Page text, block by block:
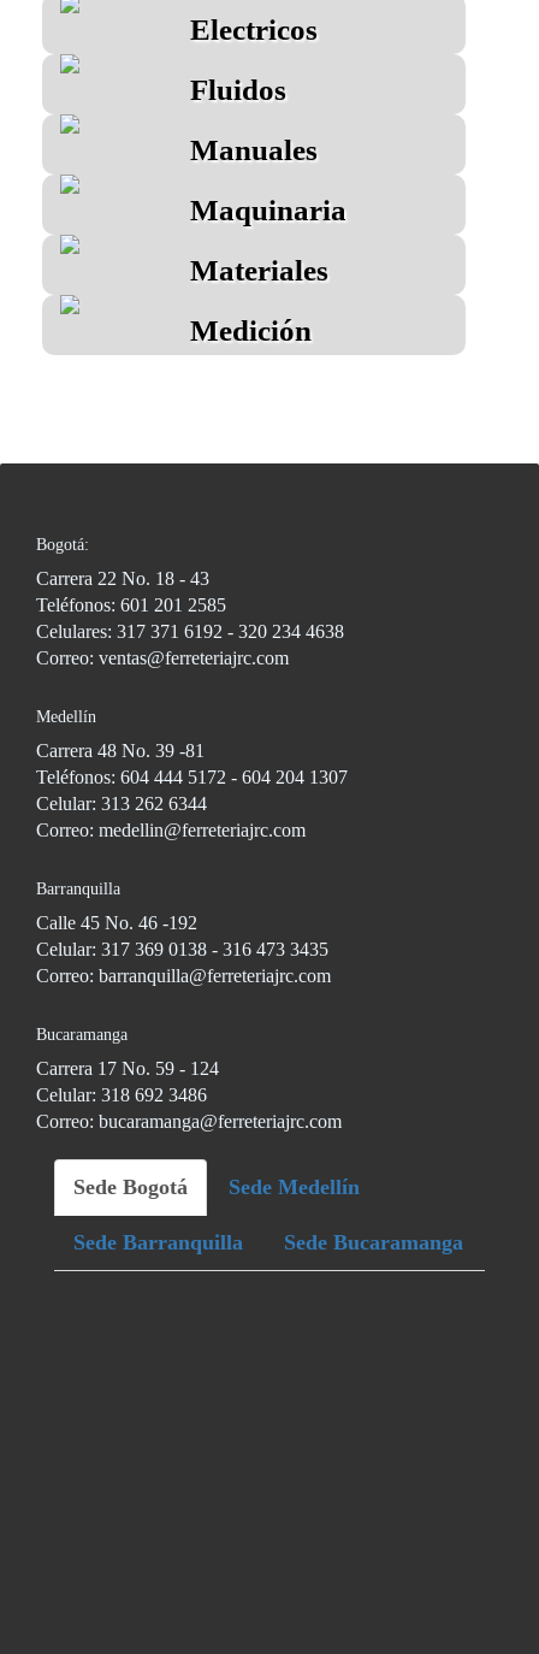
Electricos
Fluidos
Manuales
Maquinaria
Materiales
Medición
Bogotá:
Carrera 22 No. 18 - 43
Teléfonos: 601 201 2585
Celulares: 317 371 6192 - 320 234 4638
Correo: ventas@ferreteriajrc.com
Medellín
Carrera 48 No. 39 -81
Teléfonos: 604 444 5172 - 604 204 1307
Celular: 313 262 6344
Correo: medellin@ferreteriajrc.com
Barranquilla
Calle 45 No. 46 -192
Celular: 317 369 0138 - 316 473 3435
Correo: barranquilla@ferreteriajrc.com
Bucaramanga
Carrera 17 No. 59 - 124
Celular: 318 692 3486
Correo: bucaramanga@ferreteriajrc.com
Sede Bogotá Sede Medellín
Sede Barranquilla Sede Bucaramanga